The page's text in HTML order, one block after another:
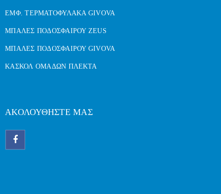
ΕΜΦ. ΤΕΡΜΑΤΟΦΥΛΑΚΑ GIVOVA
ΜΠΑΛΕΣ ΠΟΔΟΣΦΑΙΡΟΥ ZEUS
ΜΠΑΛΕΣ ΠΟΔΟΣΦΑΙΡΟΥ GIVOVA
ΚΑΣΚΟΛ ΟΜΑΔΩΝ ΠΛΕΚΤΑ
ΑΚΟΛΟΥΘΗΣΤΕ ΜΑΣ